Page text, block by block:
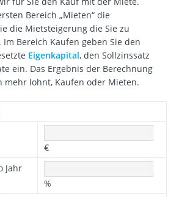
Bereich „Mieten“ die
die Mietsteigerung die Sie zu
Bereich Kaufen geben Sie den
Eigenkapital, den Sollzinssatz
ein. Das Ergebnis der Berechnung
mehr lohnt, Kaufen oder Mieten.
€
Jahr
%